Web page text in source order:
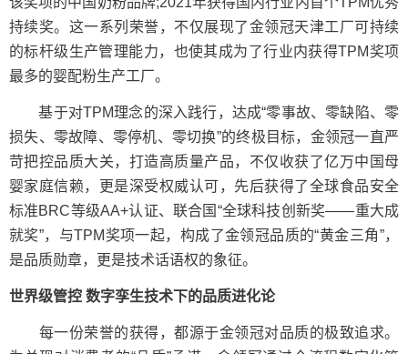
持续奖。这一系列荣誉，不仅展现了金领冠天津工厂可持续
的标杆级生产管理能力，也使其成为了行业内获得TPM奖项
最多的婴配粉生产工厂。
基于对TPM理念的深入践行，达成“零事故、零缺陷、零
损失、零故障、零停机、零切换”的终极目标，金领冠一直严
苛把控品质大关，打造高质量产品，不仅收获了亿万中国母
婴家庭信赖，更是深受权威认可，先后获得了全球食品安全
标准BRC等级AA+认证、联合国“全球科技创新奖——重大成
就奖”，与TPM奖项一起，构成了金领冠品质的“黄金三角”，
是品质勋章，更是技术话语权的象征。
世界级管控 数字孪生技术下的品质进化论
每一份荣誉的获得，都源于金领冠对品质的极致追求。